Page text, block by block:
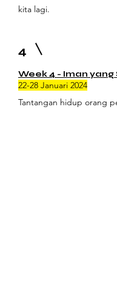
kita lagi.
4
Week 4 - Iman
22-28 Januari 2024
Tantangan hidup orang